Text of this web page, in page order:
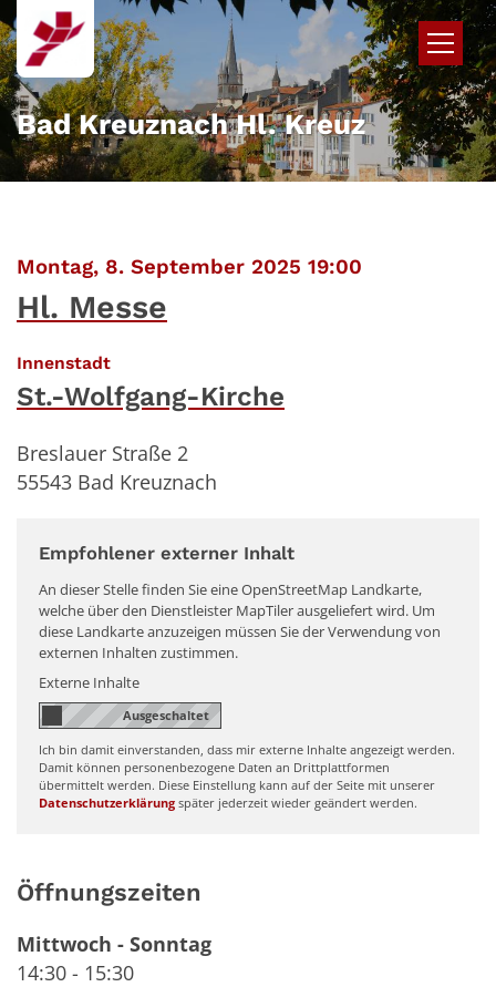
Zum Inhalt springen
Bad Kreuznach Hl. Kreuz
Montag, 8. September 2025 19:00
Hl. Messe
Innenstadt:
St.-Wolfgang-Kirche
Breslauer Straße 2
55543 Bad Kreuznach
Empfohlener externer Inhalt
An dieser Stelle finden Sie eine OpenStreetMap Landkarte,
welche über den Dienstleister MapTiler ausgeliefert wird. Um
diese Landkarte anzuzeigen müssen Sie der Verwendung von
externen Inhalten zustimmen.
Externe Inhalte
Ich bin damit einverstanden, dass mir externe Inhalte angezeigt werden.
Damit können personenbezogene Daten an Drittplattformen
übermittelt werden. Diese Einstellung kann auf der Seite mit unserer
Datenschutzerklärung später jederzeit wieder geändert werden.
Öffnungszeiten
Mittwoch - Sonntag
14:30 - 15:30